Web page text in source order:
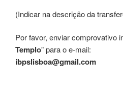
(Indicar na descrição da
Por favor, enviar comprovativo
Templo” para o e-mail:
ibpslisboa@gmail.com